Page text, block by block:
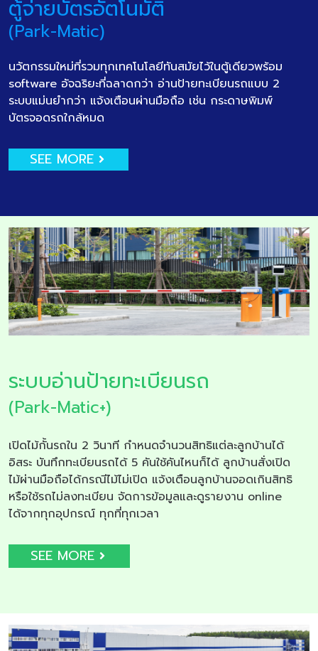
ตู้จ่ายบัตรอัตโนมัติ
(Park-Matic)
นวัตกรรมใหม่ที่รวมทุกเทคโนโลยีทันสมัยไว้ในตู้เดียวพร้อม
software อัจฉริยะที่ฉลาดกว่า อ่านป้ายทะเบียนรถแบบ 2
ระบบแม่นยำกว่า แจ้งเตือนผ่านมือถือ เช่น กระดาษพิมพ์
บัตรจอดรถใกล้หมด
SEE MORE
ระบบอ่านป้ายทะเบียนรถ
(Park-Matic+)
เปิดไม้กั้นรถใน 2 วินาที กำหนดจำนวนสิทธิแต่ละลูกบ้านได้
อิสระ บันทึกทะเบียนรถได้ 5 คันใช้คันไหนก็ได้ ลูกบ้านสั่งเปิด
ไม้ผ่านมือถือได้กรณีไม้ไม่เปิด แจ้งเตือนลูกบ้านจอดเกินสิทธิ
หรือใช้รถไม่ลงทะเบียน จัดการข้อมูลและดูรายงาน online
ได้จากทุกอุปกรณ์ ทุกที่ทุกเวลา
SEE MORE